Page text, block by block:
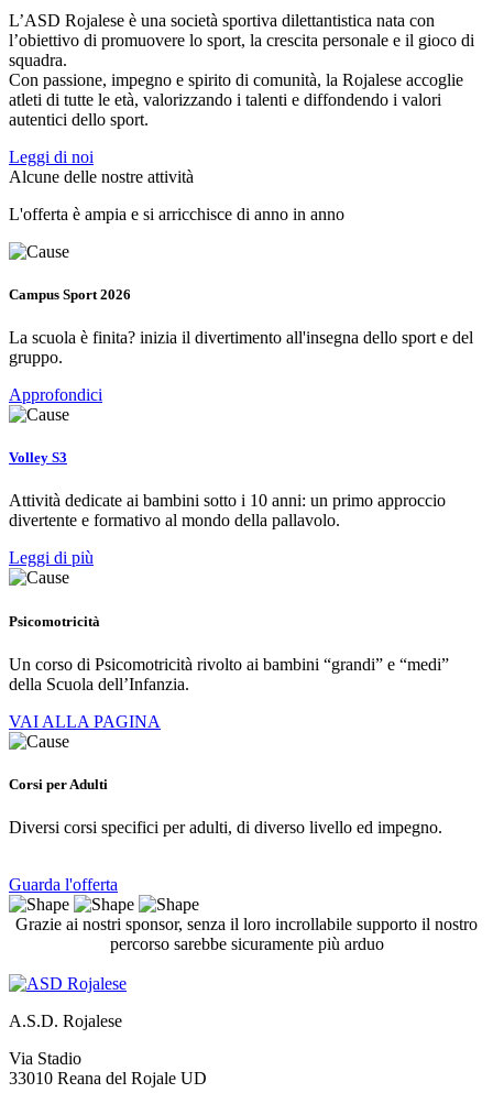
L’ASD Rojalese è una società sportiva dilettantistica nata con
l’obiettivo di promuovere lo sport, la crescita personale e il gioco di
squadra.
Con passione, impegno e spirito di comunità, la Rojalese accoglie
atleti di tutte le età, valorizzando i talenti e diffondendo i valori
autentici dello sport.
Leggi di noi
Alcune delle nostre attività
L'offerta è ampia e si arricchisce di anno in anno
Campus Sport 2026
La scuola è finita? inizia il divertimento all'insegna dello sport e del
gruppo.
Approfondici
Volley S3
Attività dedicate ai bambini sotto i 10 anni: un primo approccio
divertente e formativo al mondo della pallavolo.
Leggi di più
Psicomotricità
Un corso di Psicomotricità rivolto ai bambini “grandi” e “medi”
della Scuola dell’Infanzia.
VAI ALLA PAGINA
Corsi per Adulti
Diversi corsi specifici per adulti, di diverso livello ed impegno.
Guarda l'offerta
Grazie ai nostri sponsor, senza il loro incrollabile supporto il nostro
percorso sarebbe sicuramente più arduo
A.S.D. Rojalese
Via Stadio
33010 Reana del Rojale UD